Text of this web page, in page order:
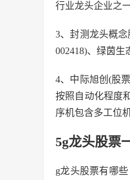
行业龙头企业之
3、封测龙头概念
002418)、绿茵生
4、中际旭创(股
按照自动化程度
序机包含多工位机
5g龙头股票
g龙头股票有哪